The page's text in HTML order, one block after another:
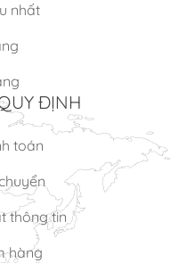
nhất
ĐỊNH
toán
thông tin
hàng